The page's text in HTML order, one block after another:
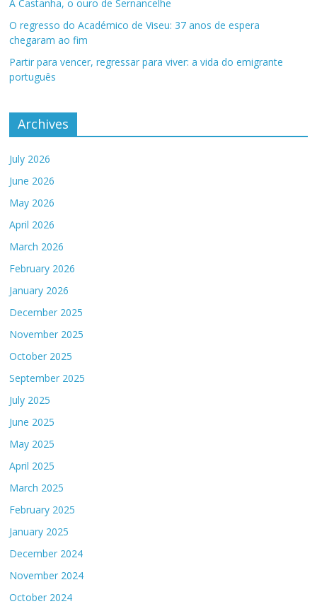
A Castanha, o ouro de Sernancelhe
O regresso do Académico de Viseu: 37 anos de espera
chegaram ao fim
Partir para vencer, regressar para viver: a vida do emigrante
português
Archives
July 2026
June 2026
May 2026
April 2026
March 2026
February 2026
January 2026
December 2025
November 2025
October 2025
September 2025
July 2025
June 2025
May 2025
April 2025
March 2025
February 2025
January 2025
December 2024
November 2024
October 2024